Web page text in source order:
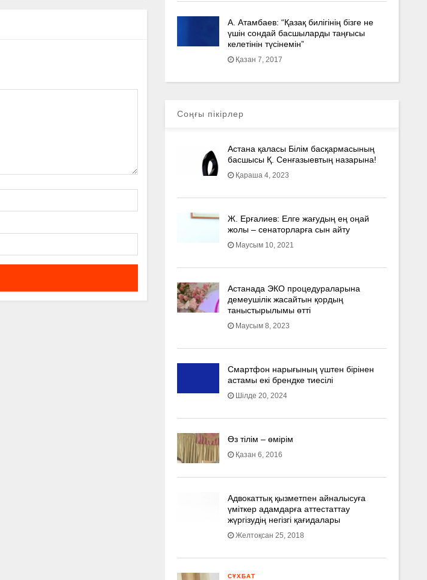
А. Атамбаев: “Қазақ билігінің бізге не
үшін сондай басшыларды таңғысы
келетінін түсінемін”
Қазан 7, 2017
Соңғы пікірлер
Астана қаласы Білім басқармасының
басшысы Қ. Сенғазыевтың назарына!
Қараша 4, 2023
Ж. Ерғалиев: Елге жағудың ең оңай
жолы – сенаторларға сын айту
Маусым 10, 2021
Астанада ЭКО процедураларына
демеушілік жасайтын қордың
таныстырылымы өтті
Маусым 8, 2023
Смартфон нарығының үштен бірінен
астамы екі брендке тиесілі
Шілде 20, 2024
Өз тілім – өмірім
Қазан 6, 2016
Адвокаттық қызметпен айналысуға
үмiткер адамдарға аттестаттау
жүргізудің негізгі қағидалары
Желтоқсан 25, 2018
СҰХБАТ